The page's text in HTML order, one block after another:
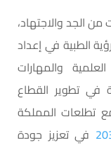
الجد والاجتهاد،
الطبية في إعداد
والمهارات
في تطوير القطاع
تطلعات المملكة
في تعزيز جودة